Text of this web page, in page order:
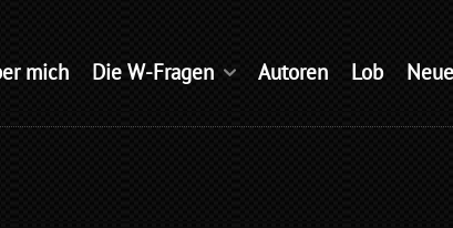
mich Die W-Fragen Autoren Lob